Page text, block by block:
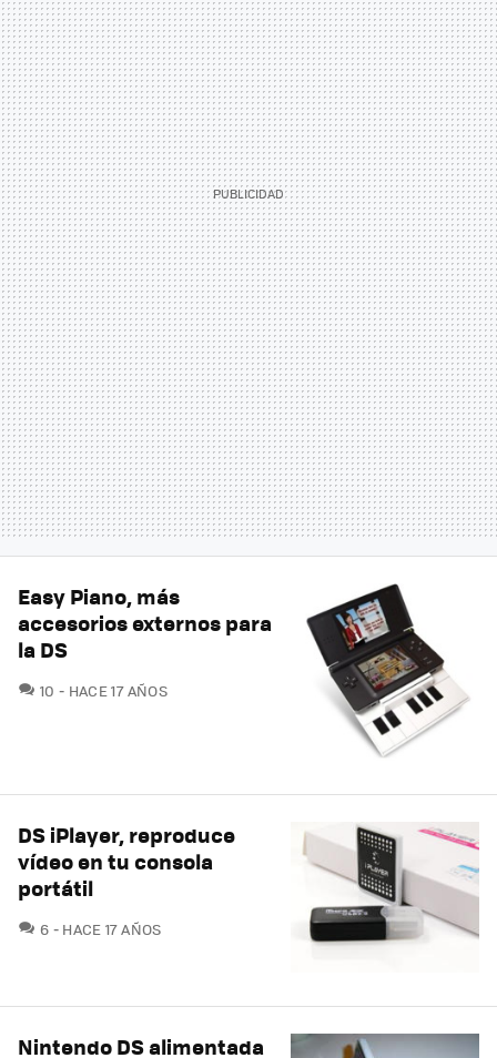
Easy Piano, más
accesorios externos para
la DS
10 COMENTARIOS
HACE 17 AÑOS
DS iPlayer, reproduce
vídeo en tu consola
portátil
6 COMENTARIOS
HACE 17 AÑOS
Nintendo DS alimentada